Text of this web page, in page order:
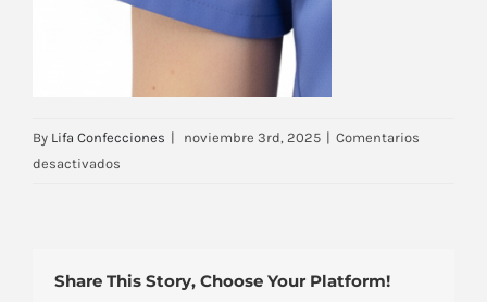
By Lifa Confecciones | noviembre 3rd, 2025 | Comentarios
desactivados
Share This Story, Choose Your Platform!